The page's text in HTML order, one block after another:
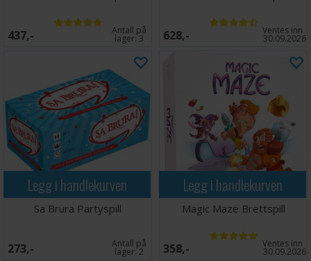
437,- Antall på
lager:3 628,- Ventes inn
30.09.2026
Legg i handlekurven
Sa Brura Partyspill
273,- Antall på
lager:2
Legg i handlekurven
Magic Maze Brettspill
358,- Ventes inn
30.09.2026